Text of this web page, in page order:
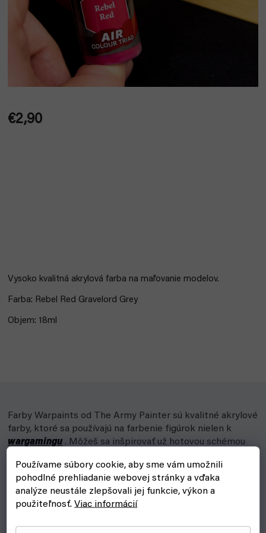
Používame súbory cookie, aby sme vám umožnili
pohodlné prehliadanie webovej stránky a vďaka
analýze neustále zlepšovali jej funkcie, výkon a
použiteľnosť.Viac informácií
€2,90
Vysoko kvalitná akrylová farba na maľovanie modelov.
Farba: Rebel Red Gravelord Grey
Objem: 18ml
Farby Warpaints od The Army Painter sú kvalitné akrylové
farby, ktoré sa používajú na farbenie figúrok nielen k
wargamingu . Môžeš sa inšpirovať už hotovou schémou
Typy farieb
Air - pre základný náter technikou airbrush v rôznych